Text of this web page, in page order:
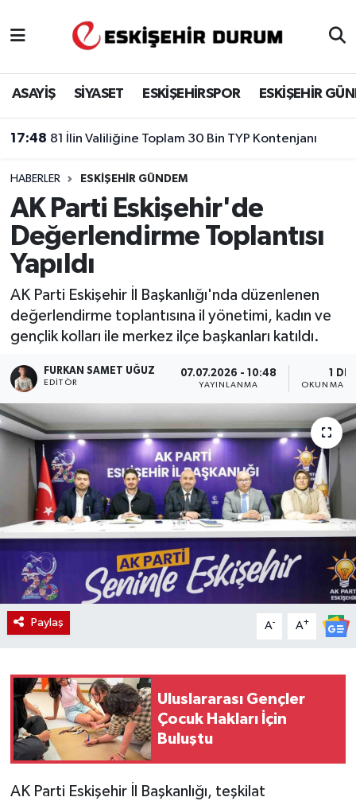
ASAYİŞ SİYASET ESKİŞEHİRSPOR ESKİŞEHİR
17:48 81 İlin Valiliğine Toplam 30 Bin TYP Kontenjanı
HABERLER ESKIŞEHIR GÜNDEM
AK Parti Eskişehir'de
Değerlendirme Toplantısı
Yapıldı
AK Parti Eskişehir İl Başkanlığı'nda düzenlenen
değerlendirme toplantısına il yönetimi, kadın ve
gençlik kolları ile merkez ilçe başkanları katıldı.
FURKAN SAMET UĞUZ
EDITÖR
07.07.2026 - 10:48
YAYINLANMA
1 DK
OKUNMA
Paylaş A- A+
Uluslararası Gençler
Çocuk Hakları İçin
Buluştu
AK Parti Eskişehir İl Başkanlığı, teşkilat
Eskişehir Hava Durumu
Eskişehir Namaz Vakitleri
Eskişehir Trafik Yoğunluk Haritası
Süper Lig Puan Durumu ve Fikstür
Tüm Manşetler
Son Dakika Haberleri
Haber Arşivi